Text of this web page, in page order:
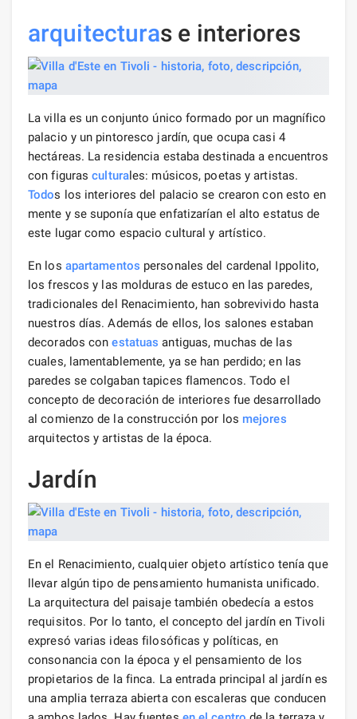
arquitecturas e interiores
La villa es un conjunto único formado por un magnífico
palacio y un pintoresco jardín, que ocupa casi 4
hectáreas. La residencia estaba destinada a encuentros
con figurasculturales: músicos, poetas y artistas.
Todos los interiores del palacio se crearon con esto en
mente y se suponía que enfatizarían el alto estatus de
este lugar como espacio cultural y artístico.
En los apartamentos personales del cardenal Ippolito,
los frescos y las molduras de estuco en las paredes,
tradicionales del Renacimiento, han sobrevivido hasta
nuestros días. Además de ellos, los salones estaban
decorados conestatuas antiguas, muchas de las
cuales, lamentablemente, ya se han perdido; en las
paredes se colgaban tapices flamencos. Todo el
concepto de decoración de interiores fue desarrollado
al comienzo de la construcción por los mejores
arquitectos y artistas de la época.
Jardín
En el Renacimiento, cualquier objeto artístico tenía que
llevar algún tipo de pensamiento humanista unificado.
La arquitectura del paisaje también obedecía a estos
requisitos. Por lo tanto, el concepto del jardín en Tivoli
expresó varias ideas filosóficas y políticas, en
consonancia con la época y el pensamiento de los
propietarios de la finca. La entrada principal al jardín es
una amplia terraza abierta con escaleras que conducen